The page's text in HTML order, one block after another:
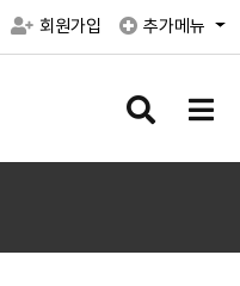
회원가입 추가메뉴
검
버
메
버